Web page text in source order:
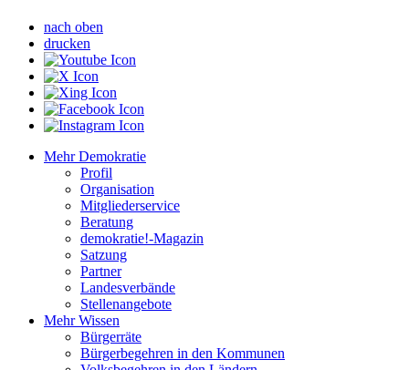
nach oben
drucken
Mehr Demokratie
Profil
Organisation
Mitgliederservice
Beratung
demokratie!-Magazin
Satzung
Partner
Landesverbände
Stellenangebote
Mehr Wissen
Bürgerräte
Bürgerbegehren in den Kommunen